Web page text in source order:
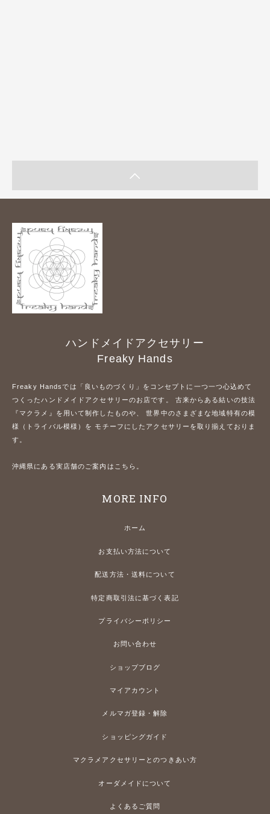
ハンドメイドアクセサリー
Freaky Hands
Freaky Handsでは「良いものづくり」をコンセプトに一つ一つ心込めて
つくったハンドメイドアクセサリーのお店です。 古来からある結いの技法
『マクラメ』を用いて制作したものや、 世界中のさまざまな地域特有の模
様（トライバル模様）を モチーフにしたアクセサリーを取り揃えておりま
す。
沖縄県にある実店舗のご案内はこちら。
MORE INFO
ホーム
お支払い方法について
配送方法・送料について
特定商取引法に基づく表記
プライバシーポリシー
お問い合わせ
ショップブログ
マイアカウント
メルマガ登録・解除
ショッピングガイド
マクラメアクセサリーとのつきあい方
オーダメイドについて
よくあるご質問